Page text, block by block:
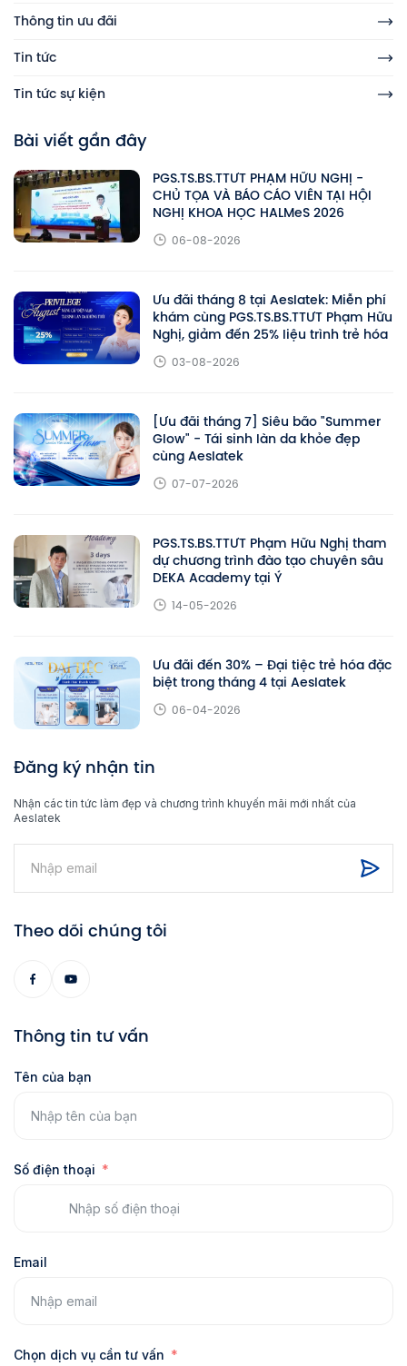
Thông tin ưu đãi
Tin tức
Tin tức sự kiện
Bài viết gần đây
PGS.TS.BS.TTƯT PHẠM HỮU NGHỊ -
CHỦ TỌA VÀ BÁO CÁO VIÊN TẠI HỘI
NGHỊ KHOA HỌC HALMeS 2026
06-08-2026
Ưu đãi tháng 8 tại Aeslatek: Miễn phí
khám cùng PGS.TS.BS.TTƯT Phạm Hữu
Nghị, giảm đến 25% liệu trình trẻ hóa
03-08-2026
[Ưu đãi tháng 7] Siêu bão "Summer
Glow" - Tái sinh làn da khỏe đẹp
cùng Aeslatek
07-07-2026
PGS.TS.BS.TTƯT Phạm Hữu Nghị tham
dự chương trình đào tạo chuyên sâu
DEKA Academy tại Ý
14-05-2026
Ưu đãi đến 30% – Đại tiệc trẻ hóa đặc
biệt trong tháng 4 tại Aeslatek
06-04-2026
Đăng ký nhận tin
Nhận các tin tức làm đẹp và chương trình khuyến mãi mới nhất của
Aeslatek
Theo dõi chúng tôi
Thông tin tư vấn
Tên của bạn
Số điện thoại
Email
Chọn dịch vụ cần tư vấn